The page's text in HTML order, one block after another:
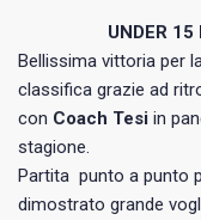
UNDER
Bellissima vittoria per
classifica grazie ad
con Coach Tesi in
stagione.
Partita punto a punto
dimostrato grande